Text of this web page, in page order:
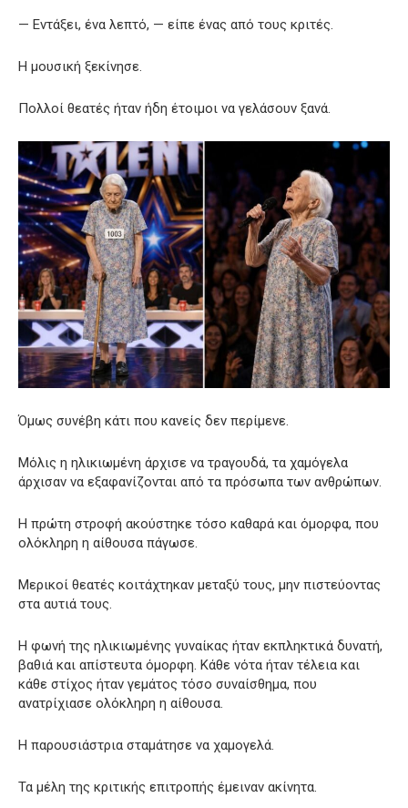
— Εντάξει, ένα λεπτό, — είπε ένας από τους κριτές.
Η μουσική ξεκίνησε.
Πολλοί θεατές ήταν ήδη έτοιμοι να γελάσουν ξανά.
Όμως συνέβη κάτι που κανείς δεν περίμενε.
Μόλις η ηλικιωμένη άρχισε να τραγουδά, τα χαμόγελα
άρχισαν να εξαφανίζονται από τα πρόσωπα των ανθρώπων.
Η πρώτη στροφή ακούστηκε τόσο καθαρά και όμορφα, που
ολόκληρη η αίθουσα πάγωσε.
Μερικοί θεατές κοιτάχτηκαν μεταξύ τους, μην πιστεύοντας
στα αυτιά τους.
Η φωνή της ηλικιωμένης γυναίκας ήταν εκπληκτικά δυνατή,
βαθιά και απίστευτα όμορφη. Κάθε νότα ήταν τέλεια και
κάθε στίχος ήταν γεμάτος τόσο συναίσθημα, που
ανατρίχιασε ολόκληρη η αίθουσα.
Η παρουσιάστρια σταμάτησε να χαμογελά.
Τα μέλη της κριτικής επιτροπής έμειναν ακίνητα.